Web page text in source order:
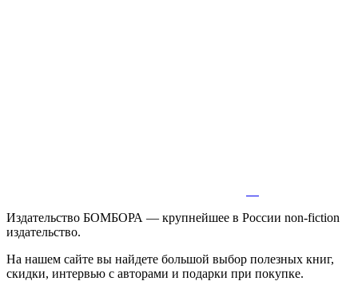
Издательство БОМБОРА — крупнейшее в России non-fiction
издательство.
На нашем сайте вы найдете большой выбор полезных книг,
скидки, интервью с авторами и подарки при покупке.